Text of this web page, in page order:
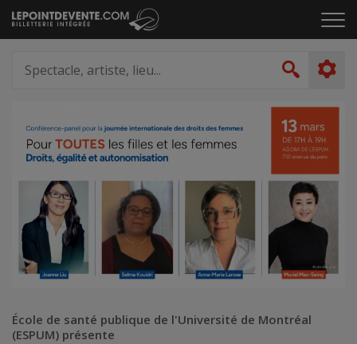
Passer
au
le
artiste,
lieu...
École de santé publique de l'Université de Montréal
(ESPUM) présente